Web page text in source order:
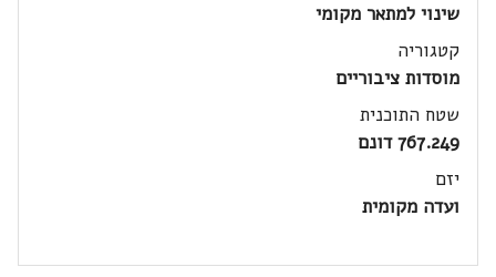
שינוי למתאר מקומי
קטגוריה
מוסדות ציבוריים
שטח התוכנית
767.249 דונם
יזם
ועדה מקומית